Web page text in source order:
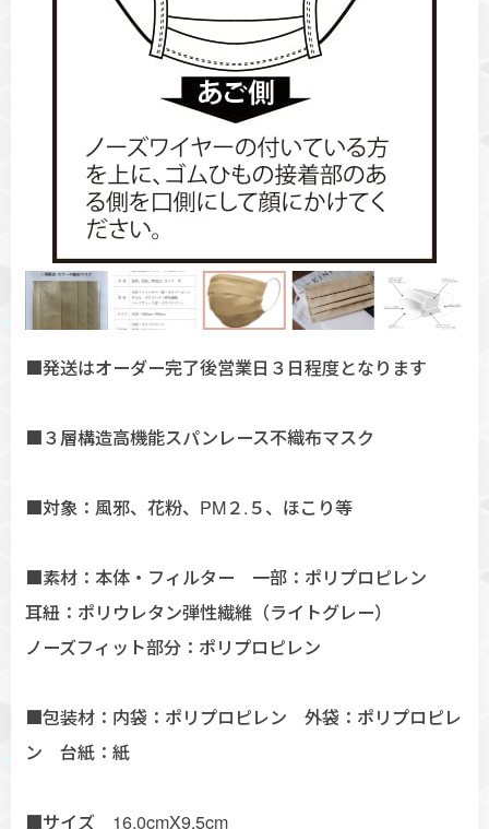
■発送はオーダー完了後営業日３日程度となります
■３層構造高機能スパンレース不織布マスク
■対象：風邪、花粉、PM２.５、ほこり等
■素材：本体・フィルター 一部：ポリプロピレン
耳紐：ポリウレタン弾性繊維（ライトグレー）
ノーズフィット部分：ポリプロピレン
■包装材：内袋：ポリプロピレン 外袋：ポリプロピレ
ン 台紙：紙
■サイズ 16.0cmX9.5cm